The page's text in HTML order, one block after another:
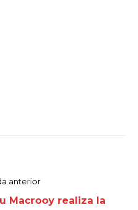
anterior
Macrooy realiza la